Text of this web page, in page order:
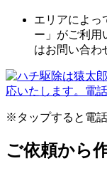
エリアによっ
ー」がご利用
はお問い合わ
※タップすると電
ご依頼から